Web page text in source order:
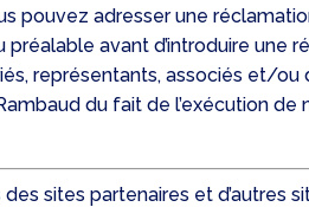
pouvez adresser une
avant d’introduire une
représentants, associés et/
du fait de l’exécution de
sites partenaires et d’autres